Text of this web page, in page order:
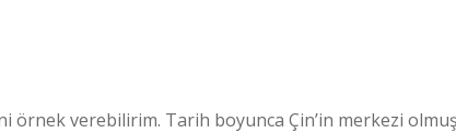
örnek verebilirim. Tarih boyunca Çin’in merkezi